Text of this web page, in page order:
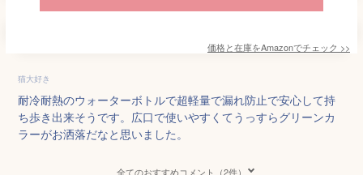
価格と在庫をAmazonでチェック >>
猫大好き
耐冷耐熱のウォーターボトルで超軽量で漏れ防止で安心して持
ち歩き出来そうです。広口で使いやすくてうっすらグリーンカ
ラーがお洒落だなと思いました。
全てのおすすめコメント（2件）